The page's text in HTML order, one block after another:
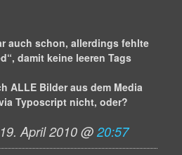
auch schon, allerdings fehlte
damit keine leeren Tags
ALLE Bilder aus dem Media
Typoscript nicht, oder?
April 2010 @ 20:57